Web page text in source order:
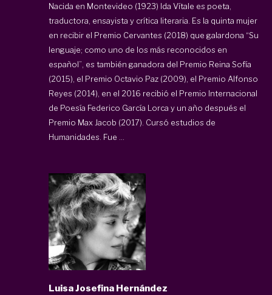
Nacida en Montevideo (1923) Ida Vítale es poeta,
traductora, ensayista y crítica literaria. Es la quinta mujer
en recibir el Premio Cervantes (2018) que galardona “Su
lenguaje; como uno de los más reconocidos en
español”, es también ganadora del Premio Reina Sofía
(2015), el Premio Octavio Paz (2009), el Premio Alfonso
Reyes (2014), en el 2016 recibió el Premio Internacional
de Poesía Federico García Lorca y un año después el
Premio Max Jacob (2017). Cursó estudios de
Humanidades. Fue ...
Luisa Josefina Hernández